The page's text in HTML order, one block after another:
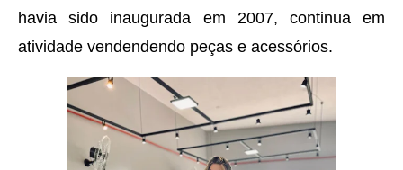
havia sido inaugurada em 2007, continua em
atividade vendendendo peças e acessórios.